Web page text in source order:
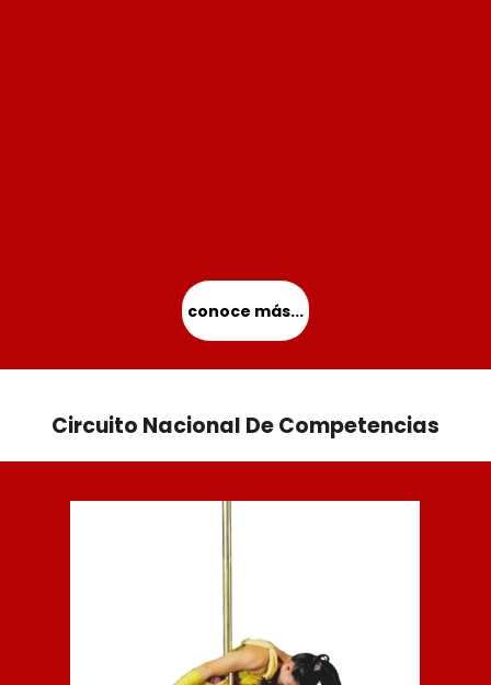
conoce más...
Circuito Nacional De Competencias